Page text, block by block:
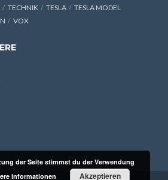
TECHNIK TESLA
TESLA MODEL
VOX
der Seite stimmst du der Verwendung
Informationen Akzeptieren